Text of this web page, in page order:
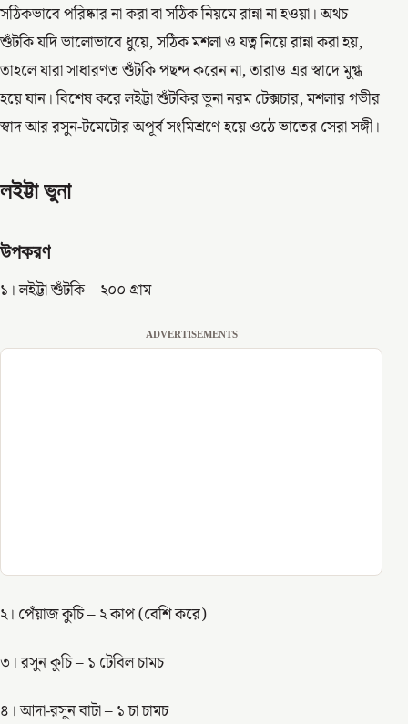
সঠিকভাবে পরিষ্কার না করা বা সঠিক নিয়মে রান্না না হওয়া। অথচ
শুঁটকি যদি ভালোভাবে ধুয়ে, সঠিক মশলা ও যত্ন নিয়ে রান্না করা হয়,
তাহলে যারা সাধারণত শুঁটকি পছন্দ করেন না, তারাও এর স্বাদে মুগ্ধ
হয়ে যান। বিশেষ করে লইট্টা শুঁটকির ভুনা নরম টেক্সচার, মশলার গভীর
স্বাদ আর রসুন-টমেটোর অপূর্ব সংমিশ্রণে হয়ে ওঠে ভাতের সেরা সঙ্গী।
লইট্টা ভুনা
উপকরণ
১। লইট্টা শুঁটকি – ২০০ গ্রাম
ADVERTISEMENTS
২। পেঁয়াজ কুচি – ২ কাপ (বেশি করে)
৩। রসুন কুচি – ১ টেবিল চামচ
৪। আদা-রসুন বাটা – ১ চা চামচ